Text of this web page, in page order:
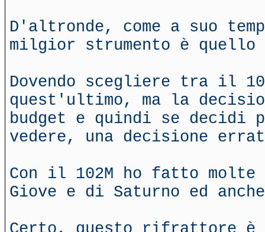
D'altronde, come a suo
milgior strumento è quello
Dovendo scegliere tra il
quest'ultimo, ma la
budget e quindi se decidi
vedere, una decisione
Con il 102M ho fatto
Giove e di Saturno ed